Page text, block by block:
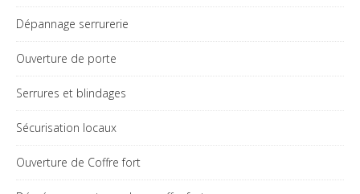
Dépannage serrurerie
Ouverture de porte
Serrures et blindages
Sécurisation locaux
Ouverture de Coffre fort